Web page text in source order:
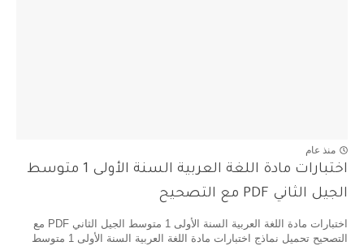
منذ عام
اختبارات مادة اللغة العربية السنة الأولى 1 متوسط
الجيل الثاني PDF مع التصحيح
اختبارات مادة اللغة العربية السنة الأولى 1 متوسط الجيل الثاني PDF مع
التصحيح تحميل نماذج اختبارات مادة اللغة العربية السنة الأولى 1 متوسط